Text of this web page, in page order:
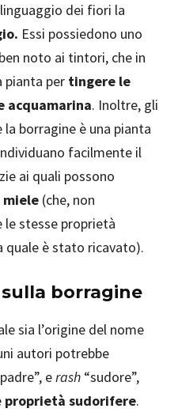
dei fiori la
Essi possiedono uno
noto ai tintori, che in
pianta per tingere le
acquamarina. Inoltre, gli
borragine è una pianta
facilmente il
ai quali possono
miele (che, non
stesse proprietà
quale è stato ricavato).
borragine
sia l’origine del nome
autori potrebbe
erash “sudore”,
proprietà sudorifere.